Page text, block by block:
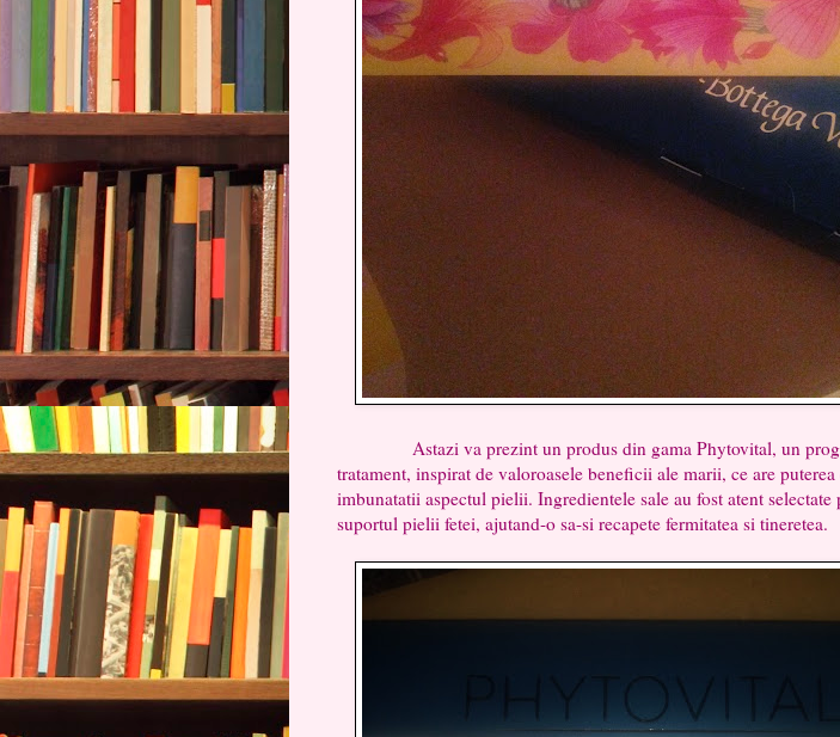
Astazi va prezint un produs din gama Phytovital, un
tratament, inspirat de valoroasele beneficii ale marii, ce are puterea
imbunatatii aspectul pielii. Ingredientele sale au fost atent selectate
suportul pielii fetei, ajutand-o sa-si recapete fermitatea si tineretea.